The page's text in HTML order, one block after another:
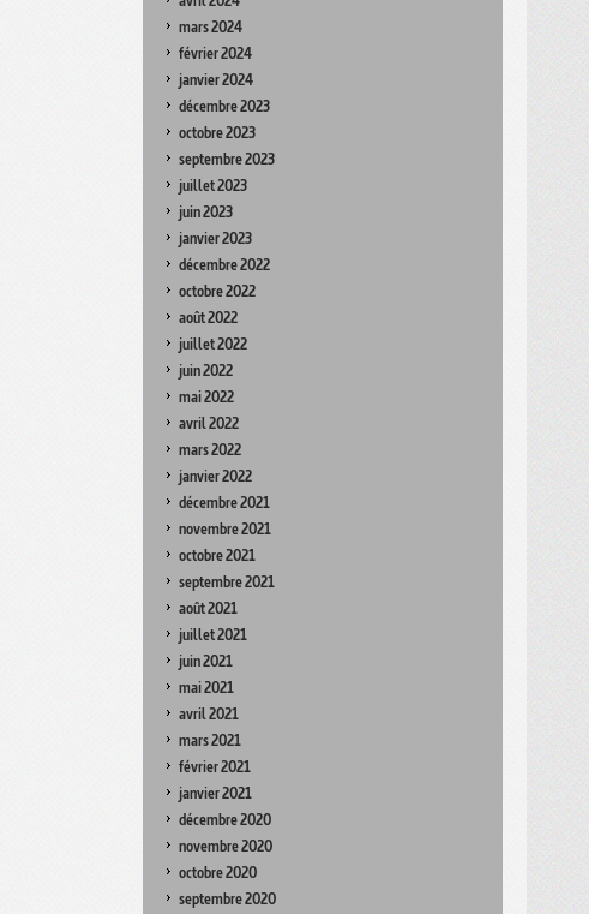
mars 2024
février 2024
janvier 2024
décembre 2023
octobre 2023
septembre 2023
juillet 2023
juin 2023
janvier 2023
décembre 2022
octobre 2022
août 2022
juillet 2022
juin 2022
mai 2022
avril 2022
mars 2022
janvier 2022
décembre 2021
novembre 2021
octobre 2021
septembre 2021
août 2021
juillet 2021
juin 2021
mai 2021
avril 2021
mars 2021
février 2021
janvier 2021
décembre 2020
novembre 2020
octobre 2020
septembre 2020